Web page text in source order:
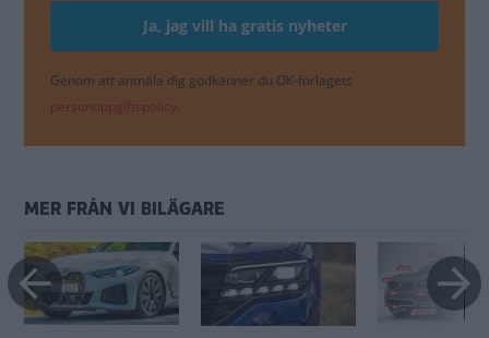
Genom att anmäla dig godkänner du OK-förlagets
personuppgiftspolicy.
MER FRÅN VI BILÄGARE